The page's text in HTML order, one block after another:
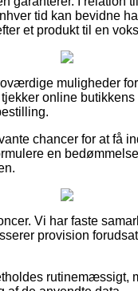
tid kan bevidne
et produkt til en
muligheder
online
chancer for at få
en
Vi har faste
provision
rutinemæssigt,